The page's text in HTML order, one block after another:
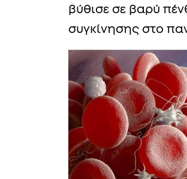
βύθισε σε βαρύ
συγκίνησης στο